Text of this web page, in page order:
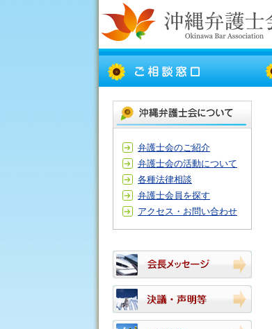
弁護士会のご紹介
弁護士会の活動について
各種法律相談
弁護士会員を探す
アクセス・お問い合わせ